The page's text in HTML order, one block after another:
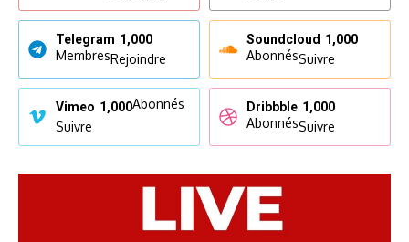
Telegram 1,000
MembresRejoindre
Soundcloud 1,000
AbonnésSuivre
Vimeo 1,000Abonnés
Suivre
Dribbble 1,000
AbonnésSuivre